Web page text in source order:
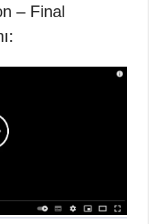
– Final